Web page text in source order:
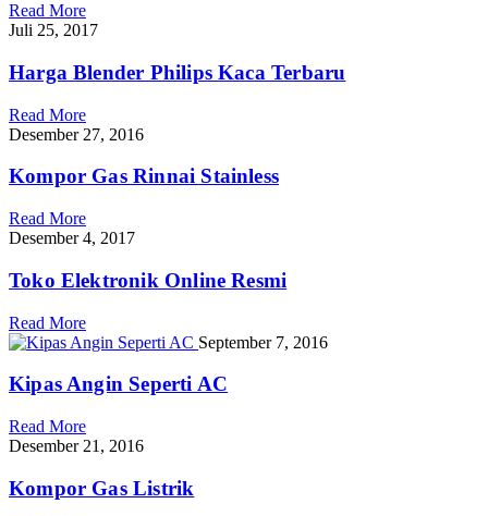
Read More
Juli 25, 2017
Harga Blender Philips Kaca Terbaru
Read More
Desember 27, 2016
Kompor Gas Rinnai Stainless
Read More
Desember 4, 2017
Toko Elektronik Online Resmi
Read More
September 7, 2016
Kipas Angin Seperti AC
Read More
Desember 21, 2016
Kompor Gas Listrik